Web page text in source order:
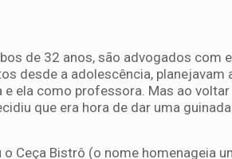
de 32 anos, são advogados com
desde a adolescência, planejavam
e ela como professora. Mas ao
que era hora de dar uma
Ceça Bistrô (o nome homenageia